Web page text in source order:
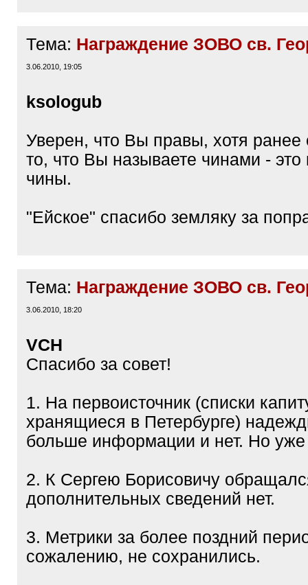
Тема: Награждение ЗОВО св.
3.06.2010, 19:05
ksologub
Уверен, что Вы правы, хотя ранее
то, что Вы называете чинами - это
чины.
"Ейское" спасибо земляку за
Тема: Награждение ЗОВО св.
3.06.2010, 18:20
VCH
Cпасибо за совет!
1. На первоисточник (списки
хранящиеся в Петербурге)
больше информации и нет. Но уже
2. К Сергею Борисовичу
дополнительных сведений нет.
3. Метрики за более поздний
сожалению, не сохранились.